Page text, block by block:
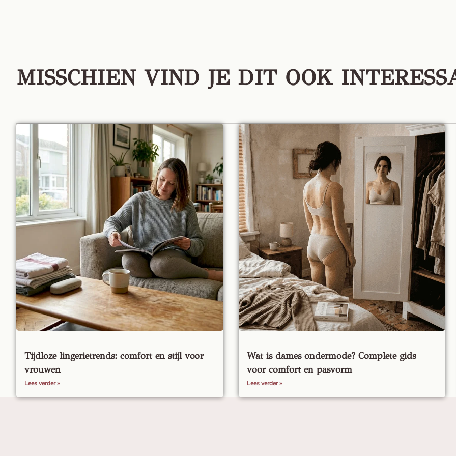
MISSCHIEN VIND JE DIT OOK
Tijdloze lingerietrends: comfort en stijl voor
vrouwen
Lees verder »
Wat is dames ondermode? Complete gids
voor comfort en pasvorm
Lees verder »